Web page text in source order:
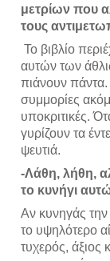
μετρίων που
τους
αυτών των
πιάνουν πάντα.
συμμορίες
υποκριτικές.
γυρίζουν τα
ψευτιά.
-Λάθη, λήθη,
το κυνήγι
Αν κυνηγάς την
το υψηλότερο
τυχερός, άξιος